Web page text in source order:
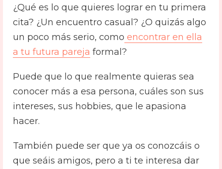
¿Qué es lo que quieres lograr en tu primera
cita? ¿Un encuentro casual? ¿O quizás algo
un poco más serio, como encontrar en ella
a tu futura pareja formal?
Puede que lo que realmente quieras sea
conocer más a esa persona, cuáles son sus
intereses, sus hobbies, que le apasiona
hacer.
También puede ser que ya os conozcáis o
que seáis amigos, pero a ti te interesa dar